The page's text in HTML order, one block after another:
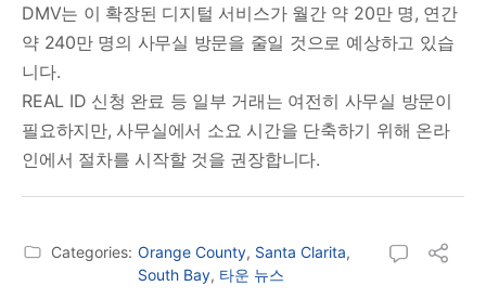
DMV는 이 확장된 디지털 서비스가 월간 약 20만 명, 연간
약 240만 명의 사무실 방문을 줄일 것으로 예상하고 있습
니다.
REAL ID 신청 완료 등 일부 거래는 여전히 사무실 방문이
필요하지만, 사무실에서 소요 시간을 단축하기 위해 온라
인에서 절차를 시작할 것을 권장합니다.
Categories: Orange County, Santa Clarita,
South Bay, 타운 뉴스